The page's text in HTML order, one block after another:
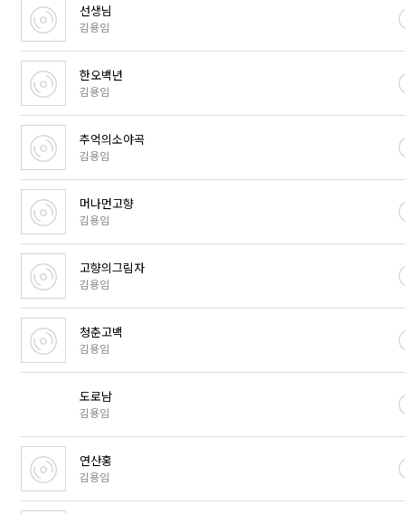
선생님
김용임
한오백년
김용임
추억의소야곡
김용임
머나먼고향
김용임
고향의그림자
김용임
청춘고백
김용임
도로남
김용임
연산홍
김용임